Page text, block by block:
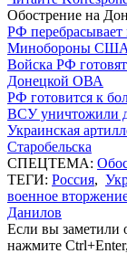
Обострение на
РФ
Минобороны США
Войска РФ
Донецкой ОВА
РФ готовится к
ВСУ уничтожили
Украинская
Старобельска
СПЕЦТЕМА:
ТЕГИ: Россия,
военное
Данилов
Если вы заметили
нажмите